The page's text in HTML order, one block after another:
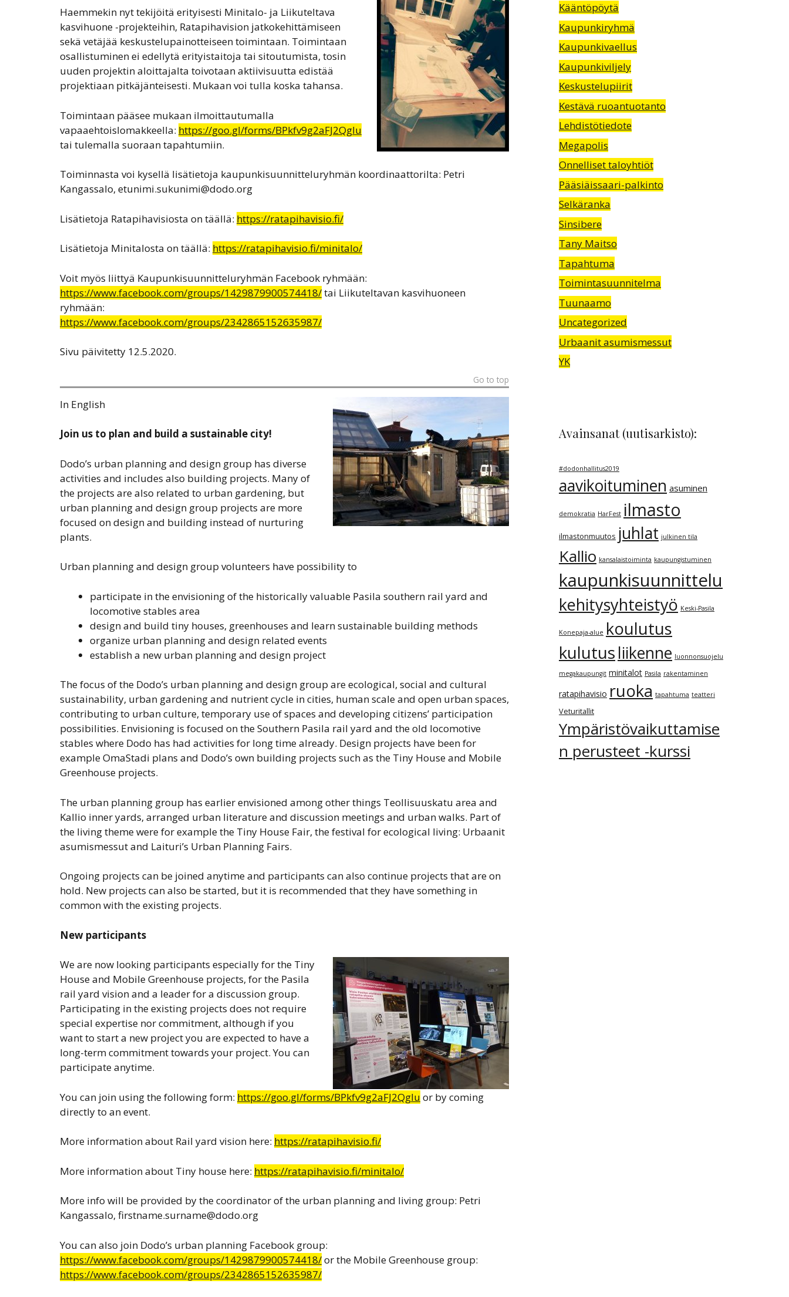
Haemmekin nyt tekijöitä erityisesti Minitalo- ja Liikuteltava
kasvihuone -projekteihin, Ratapihavision jatkokehittämiseen
sekä vetäjää keskustelupainotteiseen toimintaan. Toimintaan
osallistuminen ei edellytä erityistaitoja tai sitoutumista, tosin
uuden projektin aloittajalta toivotaan aktiivisuutta edistää
projektiaan pitkäjänteisesti. Mukaan voi tulla koska tahansa.
Toimintaan pääsee mukaan ilmoittautumalla
vapaaehtoislomakkeella: https://goo.gl/forms/BPkfv9g2aFJ2Qglu
tai tulemalla suoraan tapahtumiin.
Toiminnasta voi kysellä lisätietoja kaupunkisuunnitteluryhmän koordinaattorilta: Petri
Kangassalo, etunimi.sukunimi@dodo.org
Lisätietoja Ratapihavisiosta on täällä: https://ratapihavisio.fi/
Lisätietoja Minitalosta on täällä: https://ratapihavisio.fi/minitalo/
Voit myös liittyä Kaupunkisuunnitteluryhmän Facebook ryhmään:
https://www.facebook.com/groups/1429879900574418/tai Liikuteltavan kasvihuoneen
ryhmään:
https://www.facebook.com/groups/2342865152635987/
Sivu päivitetty 12.5.2020.
Go to top
In English
Join us to plan and build a sustainable city!
Dodo’s urban planning and design group has diverse
activities and includes also building projects. Many of
the projects are also related to urban gardening, but
urban planning and design group projects are more
focused on design and building instead of nurturing
plants.
Urban planning and design group volunteers have possibility to
participate in the envisioning of the historically valuable Pasila southern rail yard and
locomotive stables area
design and build tiny houses, greenhouses and learn sustainable building methods
organize urban planning and design related events
establish a new urban planning and design project
The focus of the Dodo’s urban planning and design group are ecological, social and cultural
sustainability, urban gardening and nutrient cycle in cities, human scale and open urban spaces,
contributing to urban culture, temporary use of spaces and developing citizens’ participation
possibilities. Envisioning is focused on the Southern Pasila rail yard and the old locomotive
stables where Dodo has had activities for long time already. Design projects have been for
example OmaStadi plans and Dodo’s own building projects such as the Tiny House and Mobile
Greenhouse projects.
The urban planning group has earlier envisioned among other things Teollisuuskatu area and
Kallio inner yards, arranged urban literature and discussion meetings and urban walks. Part of
the living theme were for example the Tiny House Fair, the festival for ecological living: Urbaanit
asumismessut and Laituri’s Urban Planning Fairs.
Ongoing projects can be joined anytime and participants can also continue projects that are on
hold. New projects can also be started, but it is recommended that they have something in
common with the existing projects.
New participants
We are now looking participants especially for the Tiny
House and Mobile Greenhouse projects, for the Pasila
rail yard vision and a leader for a discussion group.
Participating in the existing projects does not require
special expertise nor commitment, although if you
want to start a new project you are expected to have a
long-term commitment towards your project. You can
participate anytime.
You can join using the following form: https://goo.gl/forms/BPkfv9g2aFJ2Qglu or by coming
directly to an event.
More information about Rail yard vision here: https://ratapihavisio.fi/
More information about Tiny house here: https://ratapihavisio.fi/minitalo/
More info will be provided by the coordinator of the urban planning and living group: Petri
Kangassalo, firstname.surname@dodo.org
You can also join Dodo’s urban planning Facebook group:
https://www.facebook.com/groups/1429879900574418/or the Mobile Greenhouse group:
https://www.facebook.com/groups/2342865152635987/
Kääntöpöytä
Kaupunkiryhmä
Kaupunkivaellus
Kaupunkiviljely
Keskustelupiirit
Kestävä ruoantuotanto
Lehdistötiedote
Megapolis
Onnelliset taloyhtiöt
Pääsiäissaari-palkinto
Selkäranka
Sinsibere
Tany Maitso
Tapahtuma
Toimintasuunnitelma
Tuunaamo
Uncategorized
Urbaanit asumismessut
YK
Avainsanat (uutisarkisto):
#dodonhallitus2019
aavikoituminen asuminen
demokratia HarFest ilmasto
ilmastonmuutos juhlat julkinen tila
Kallio kansalaistoiminta kaupungistuminen
kaupunkisuunnittelu
kehitysyhteistyö Keski-Pasila
Konepaja-alue koulutus
kulutusliikenne luonnonsuojelu
megakaupungit minitalot Pasila rakentaminen
ratapihavisio ruoka tapahtuma teatteri
Veturitallit
Ympäristövaikuttamise
n perusteet -kurssi